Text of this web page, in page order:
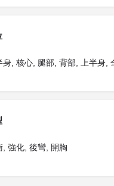
身, 核心, 腿部, 背部, 上半身,
, 強化, 後彎, 開胸